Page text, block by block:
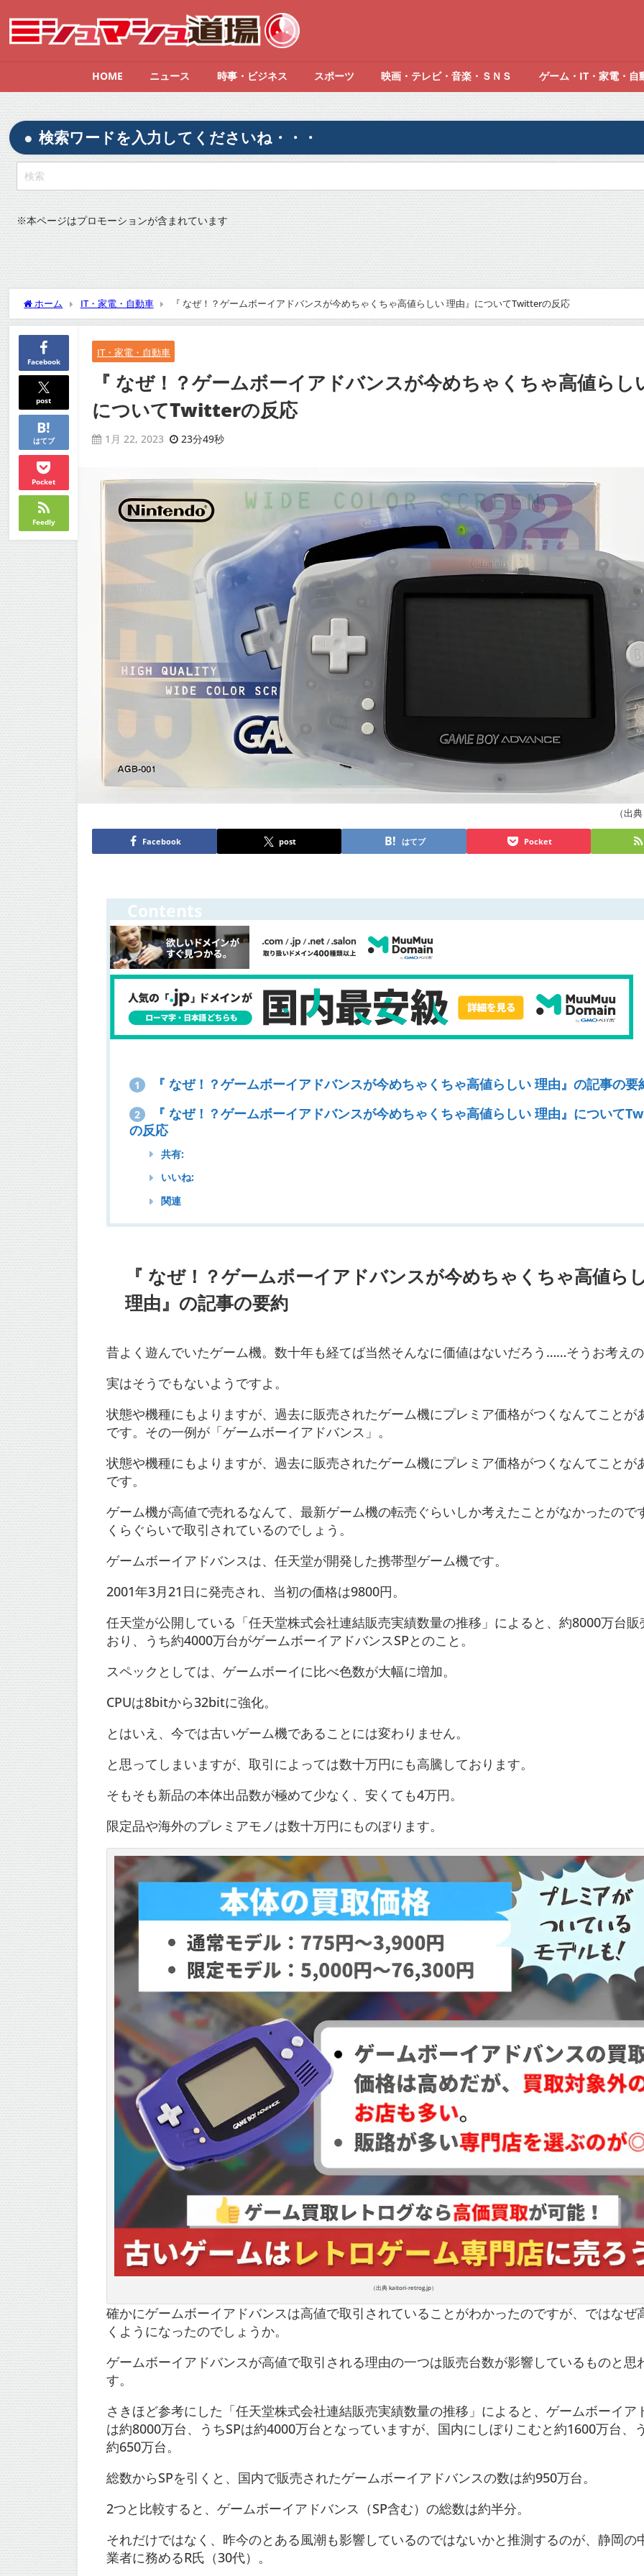
HOME ニュース 時事・ビジネス スポーツ 映画・テレビ・音楽・ＳＮＳ ゲーム・IT・家電・自
検索ワードを入力してくださいね・・・
※本ページはプロモーションが含まれています
ホーム IT・家電・自動車 『 なぜ！？ゲームボーイアドバンスが今めちゃくちゃ高値らしい 理由』についてTwitterの反応
Facebook
post
はてブ
Pocket
Feedly
IT・家電・自動車
『 なぜ！？ゲームボーイアドバンスが今めちゃくちゃ高値らし
についてTwitterの反応
1月 22, 2023 23分49秒
（出
Facebook post はてブ Pocket
Contents
1 『 なぜ！？ゲームボーイアドバンスが今めちゃくちゃ高値らしい 理由』の記事の要
2
『 なぜ！？ゲームボーイアドバンスが今めちゃくちゃ高値らしい 理由』について
の反応
共有:
いいね:
関連
『 なぜ！？ゲームボーイアドバンスが今めちゃくちゃ高値ら
理由』の記事の要約
昔よく遊んでいたゲーム機。数十年も経てば当然そんなに価値はないだろう……そうお考え
実はそうでもないようですよ。
状態や機種にもよりますが、過去に販売されたゲーム機にプレミア価格がつくなんてことが
です。その一例が「ゲームボーイアドバンス」。
状態や機種にもよりますが、過去に販売されたゲーム機にプレミア価格がつくなんてことが
です。
ゲーム機が高値で売れるなんて、最新ゲーム機の転売ぐらいしか考えたことがなかったので
くらぐらいで取引されているのでしょう。
ゲームボーイアドバンスは、任天堂が開発した携帯型ゲーム機です。
2001年3月21日に発売され、当初の価格は9800円。
任天堂が公開している「任天堂株式会社連結販売実績数量の推移」によると、約8000万台
おり、うち約4000万台がゲームボーイアドバンスSPとのこと。
スペックとしては、ゲームボーイに比べ色数が大幅に増加。
CPUは8bitから32bitに強化。
とはいえ、今では古いゲーム機であることには変わりません。
と思ってしまいますが、取引によっては数十万円にも高騰しております。
そもそも新品の本体出品数が極めて少なく、安くても4万円。
限定品や海外のプレミアモノは数十万円にものぼります。
（出典 kaitori-retrog.jp）
確かにゲームボーイアドバンスは高値で取引されていることがわかったのですが、ではなぜ
くようになったのでしょうか。
ゲームボーイアドバンスが高値で取引される理由の一つは販売台数が影響しているものと思
す。
さきほど参考にした「任天堂株式会社連結販売実績数量の推移」によると、ゲームボーイア
は約8000万台、うちSPは約4000万台となっていますが、国内にしぼりこむと約1600万台、
約650万台。
総数からSPを引くと、国内で販売されたゲームボーイアドバンスの数は約950万台。
2つと比較すると、ゲームボーイアドバンス（SP含む）の総数は約半分。
それだけではなく、昨今のとある風潮も影響しているのではないかと推測するのが、静岡の
業者に務めるR氏（30代）。